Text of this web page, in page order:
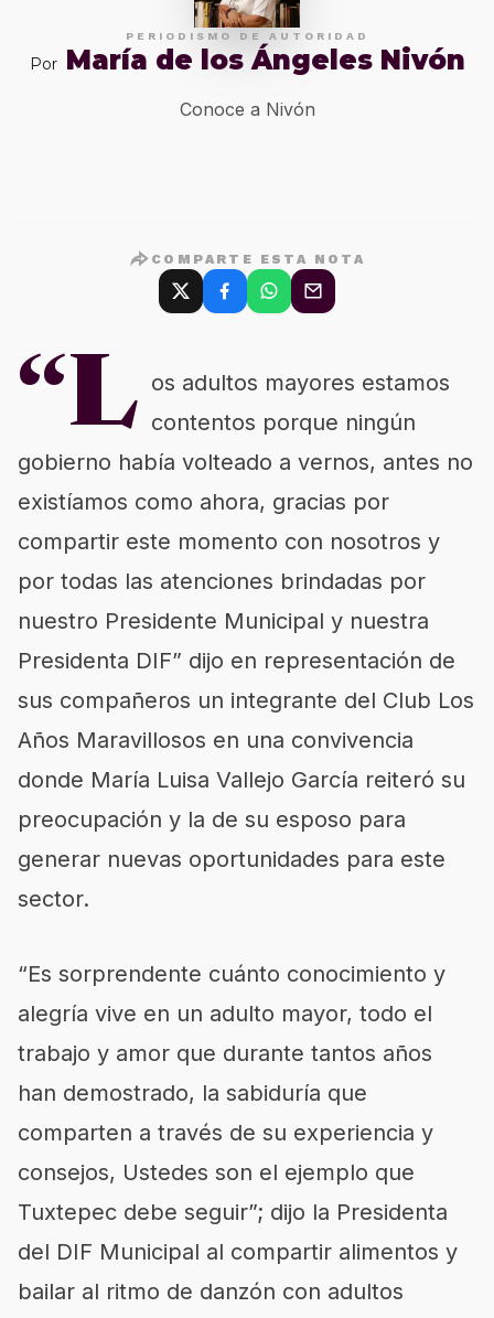
PERIODISMO DE AUTORIDAD
Por María de los Ángeles Nivón
Conoce a Nivón
COMPARTE ESTA NOTA
“L os adultos mayores estamos
contentos porque ningún
gobierno había volteado a vernos, antes no
existíamos como ahora, gracias por
compartir este momento con nosotros y
por todas las atenciones brindadas por
nuestro Presidente Municipal y nuestra
Presidenta DIF” dijo en representación de
sus compañeros un integrante del Club Los
Años Maravillosos en una convivencia
donde María Luisa Vallejo García reiteró su
preocupación y la de su esposo para
generar nuevas oportunidades para este
sector.
“Es sorprendente cuánto conocimiento y
alegría vive en un adulto mayor, todo el
trabajo y amor que durante tantos años
han demostrado, la sabiduría que
comparten a través de su experiencia y
consejos, Ustedes son el ejemplo que
Tuxtepec debe seguir”; dijo la Presidenta
del DIF Municipal al compartir alimentos y
bailar al ritmo de danzón con adultos